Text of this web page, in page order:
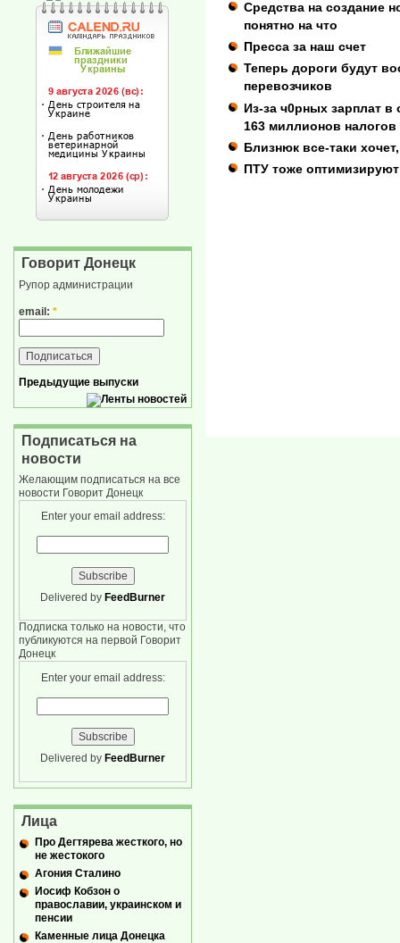
Средства на создание
понятно на что
Пресса за наш счет
Теперь дороги будут
перевозчиков
Из-за ч0рных зарплат
163 миллионов налогов
Близнюк все-таки
ПТУ тоже оптимизируют
Говорит Донецк
Рупор администрации
email: *
Предыдущие выпуски
Подписаться на
новости
Желающим подписаться на все
новости Говорит Донецк
Enter your email address:
Delivered by FeedBurner
Подписка только на новости, что
публикуются на первой Говорит
Донецк
Enter your email address:
Delivered by FeedBurner
Лица
Про Дегтярева жесткого, но
не жестокого
Агония Сталино
Иосиф Кобзон о
православии, украинском и
пенсии
Каменные лица Донецка